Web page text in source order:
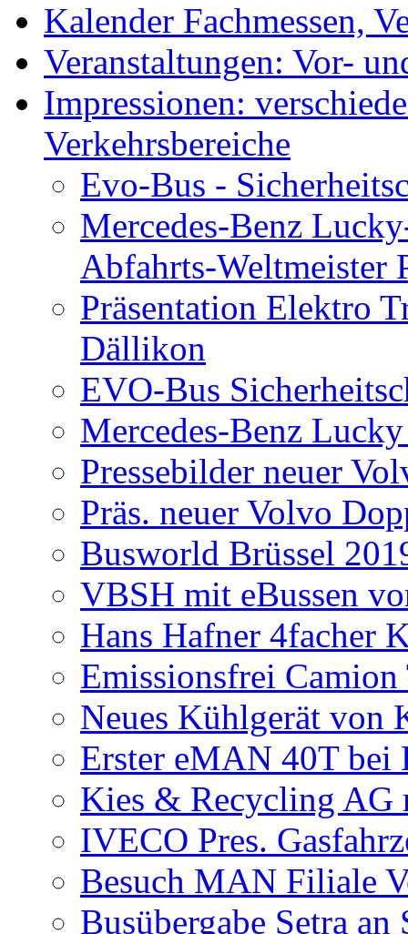
Kalender Fachmessen,
Veranstaltungen: Vor-
Impressionen:
Verkehrsbereiche
Evo-Bus -
Mercedes-Benz
Abfahrts-Weltmeister
Präsentation Elektro
Dällikon
EVO-Bus
Mercedes-Benz
Pressebilder neuer
Präs. neuer Volvo
Busworld Brüssel
VBSH mit eBussen
Hans Hafner 4facher
Emissionsfrei
Neues Kühlgerät von
Erster eMAN 40T bei
Kies & Recycling AG
IVECO Pres.
Besuch MAN Filiale
Busübergabe Setra an